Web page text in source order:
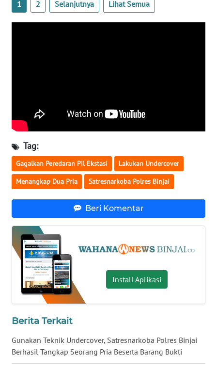
1 2 Selanjutnya Lihat Semua
Tag:
Gagalkan Peredaran Pil Ekstasi Lakukan Undercover
Menangkap Dua Pria Satresnarkoba Polres Binjai
Beri Komentar
Install Aplikasi
Berita Terkait
Gunakan Teknik Undercover, Satresnarkoba Polres Binjai
Berhasil Tangkap Seorang Pria Beserta Barang Bukti
WN
KALSEL
WN
GORONTALO
WN
SULUT
WN
MALUKU
WN
MALUT
WN
DAIRI
WN
TOBA
WN
NIAS